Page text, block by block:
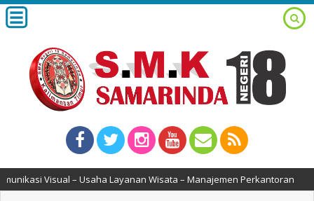
Visual – Usaha Layanan Wisata – Manajemen Perkantoran